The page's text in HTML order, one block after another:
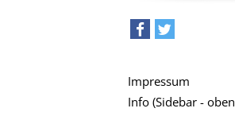
Impressum
Info (Sidebar -